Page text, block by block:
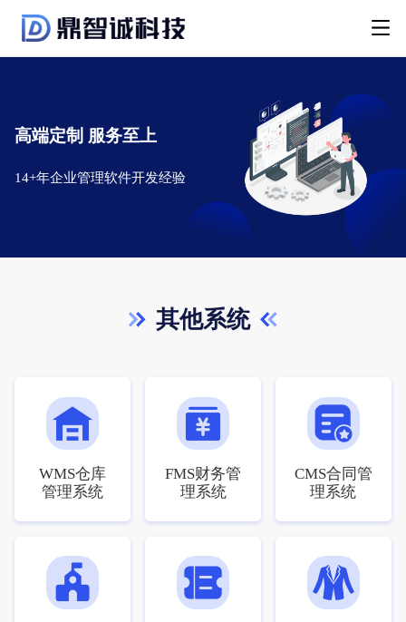
高端定制 服务至上
14+年企业管理软件开发经验
其他系统
WMS仓库
管理系统
FMS财务管
理系统
CMS合同管
理系统